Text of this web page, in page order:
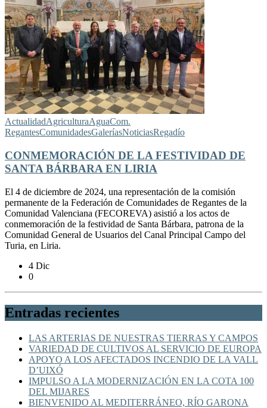
ActualidadAgriculturaAguaCom.
RegantesComunidadesGaleríasNoticiasRegadío
CONMEMORACIÓN DE LA FESTIVIDAD DE
SANTA BÁRBARA EN LIRIA
El 4 de diciembre de 2024, una representación de la comisión
permanente de la Federación de Comunidades de Regantes de la
Comunidad Valenciana (FECOREVA) asistió a los actos de
conmemoración de la festividad de Santa Bárbara, patrona de la
Comunidad General de Usuarios del Canal Principal Campo del
Turia, en Liria.
4 Dic
0
Entradas recientes
LAS ARTERIAS DE NUESTRAS TIERRAS Y CAMPOS
VARIEDAD DE CULTIVOS AL SERVICIO DE EUROPA
APOYO A LOS AFECTADOS INCENDIO DE LA VALL
D’UIXÓ
IMPULSO A LA MODERNIZACIÓN EN LA COTA 100
DEL MIJARES
BIENVENIDO AL MEDITERRÁNEO, RÍO GARONA